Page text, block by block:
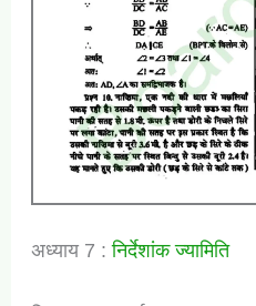
अध्याय 7 :निर्देशांक ज्यामिति